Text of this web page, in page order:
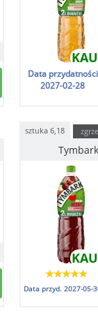
Data przydatności
2027-02-28
sztuka6,18
Data przyd.2027-05-